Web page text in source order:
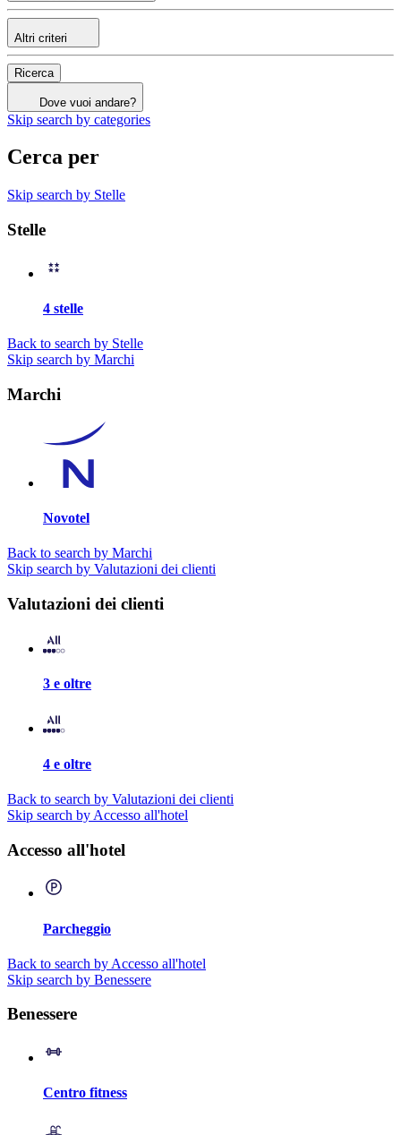
Altri criteri
Ricerca
Dove vuoi andare?
Skip search by categories
Cerca per
Skip search by Stelle
Stelle
4 stelle
Back to search by Stelle
Skip search by Marchi
Marchi
Novotel
Back to search by Marchi
Skip search by Valutazioni dei clienti
Valutazioni dei clienti
3 e oltre
4 e oltre
Back to search by Valutazioni dei clienti
Skip search by Accesso all'hotel
Accesso all'hotel
Parcheggio
Back to search by Accesso all'hotel
Skip search by Benessere
Benessere
Centro fitness